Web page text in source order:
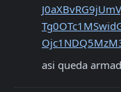
asi queda